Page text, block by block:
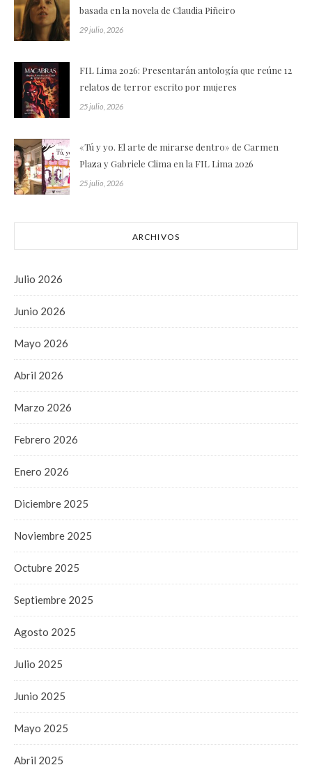
basada en la novela de Claudia Piñeiro
29 julio, 2026
FIL Lima 2026: Presentarán antología que reúne 12
relatos de terror escrito por mujeres
25 julio, 2026
«Tú y yo. El arte de mirarse dentro» de Carmen
Plaza y Gabriele Clima en la FIL Lima 2026
25 julio, 2026
ARCHIVOS
Julio 2026
Junio 2026
Mayo 2026
Abril 2026
Marzo 2026
Febrero 2026
Enero 2026
Diciembre 2025
Noviembre 2025
Octubre 2025
Septiembre 2025
Agosto 2025
Julio 2025
Junio 2025
Mayo 2025
Abril 2025